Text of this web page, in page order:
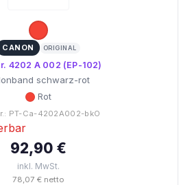
CANON ORIGINAL
4202 A 002 (EP-102)
schwarz-rot
Rot
PT-Ca-4202A002-bkO
92,90 €
inkl. MwSt.
78,07 € netto